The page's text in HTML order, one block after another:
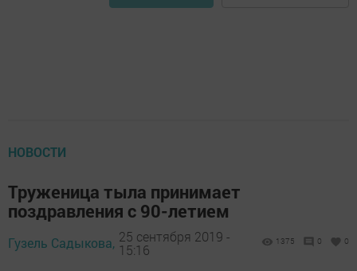
НОВОСТИ
Труженица тыла принимает
поздравления с 90-летием
Гузель Садыкова, 25 сентября 2019 -
15:16
1375 0 0